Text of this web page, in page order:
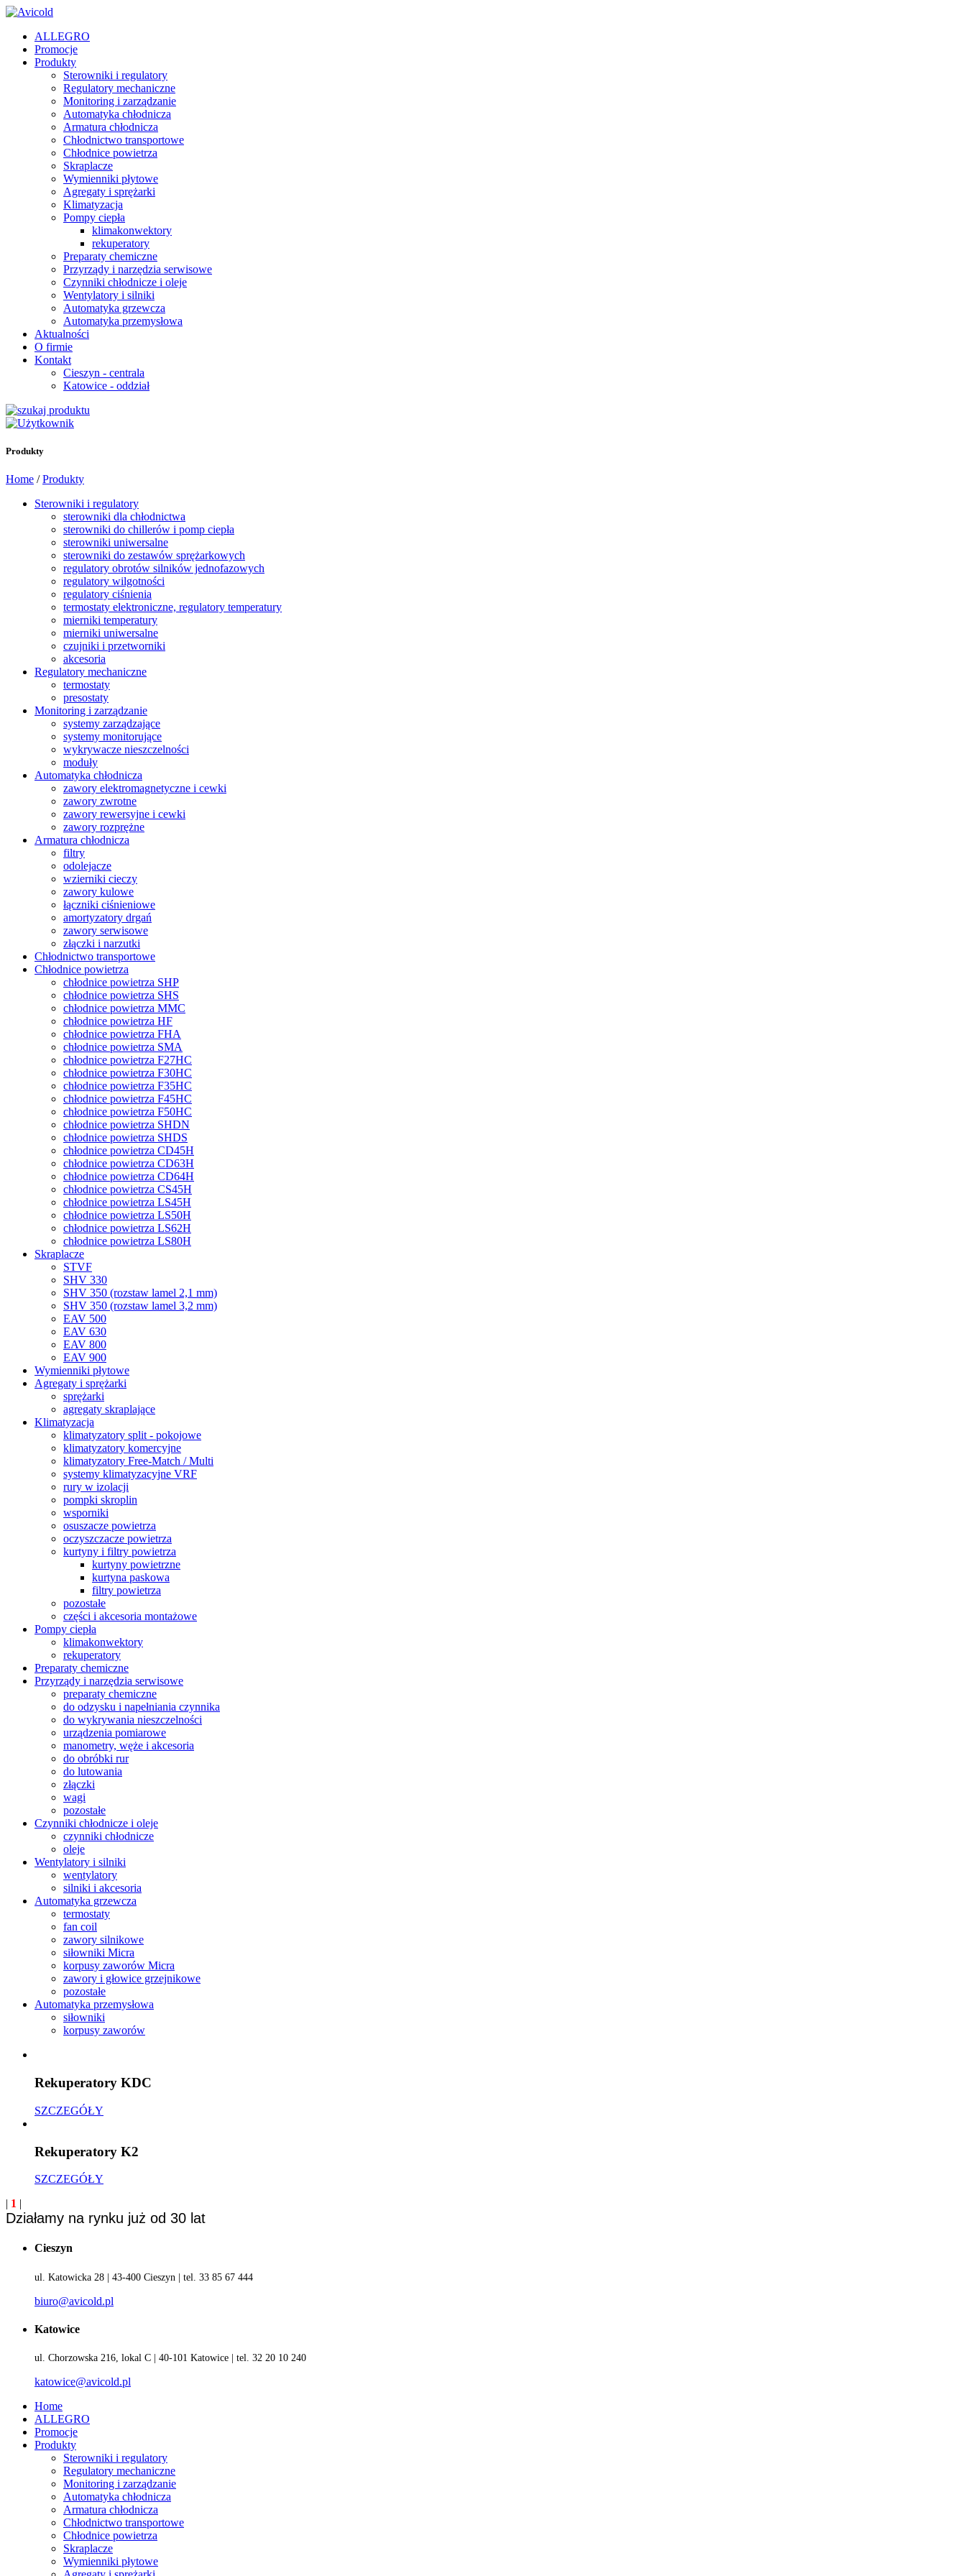
ALLEGRO
Promocje
Produkty
Sterowniki i regulatory
Regulatory mechaniczne
Monitoring i zarządzanie
Automatyka chłodnicza
Armatura chłodnicza
Chłodnictwo transportowe
Chłodnice powietrza
Skraplacze
Wymienniki płytowe
Agregaty i sprężarki
Klimatyzacja
Pompy ciepła
klimakonwektory
rekuperatory
Preparaty chemiczne
Przyrządy i narzędzia serwisowe
Czynniki chłodnicze i oleje
Wentylatory i silniki
Automatyka grzewcza
Automatyka przemysłowa
Aktualności
O firmie
Kontakt
Cieszyn - centrala
Katowice - oddział
Produkty
Home /Produkty
Sterowniki i regulatory
sterowniki dla chłodnictwa
sterowniki do chillerów i pomp ciepła
sterowniki uniwersalne
sterowniki do zestawów sprężarkowych
regulatory obrotów silników jednofazowych
regulatory wilgotności
regulatory ciśnienia
termostaty elektroniczne, regulatory temperatury
mierniki temperatury
mierniki uniwersalne
czujniki i przetworniki
akcesoria
Regulatory mechaniczne
termostaty
presostaty
Monitoring i zarządzanie
systemy zarządzające
systemy monitorujące
wykrywacze nieszczelności
moduły
Automatyka chłodnicza
zawory elektromagnetyczne i cewki
zawory zwrotne
zawory rewersyjne i cewki
zawory rozprężne
Armatura chłodnicza
filtry
odolejacze
wzierniki cieczy
zawory kulowe
łączniki ciśnieniowe
amortyzatory drgań
zawory serwisowe
złączki i narzutki
Chłodnictwo transportowe
Chłodnice powietrza
chłodnice powietrza SHP
chłodnice powietrza SHS
chłodnice powietrza MMC
chłodnice powietrza HF
chłodnice powietrza FHA
chłodnice powietrza SMA
chłodnice powietrza F27HC
chłodnice powietrza F30HC
chłodnice powietrza F35HC
chłodnice powietrza F45HC
chłodnice powietrza F50HC
chłodnice powietrza SHDN
chłodnice powietrza SHDS
chłodnice powietrza CD45H
chłodnice powietrza CD63H
chłodnice powietrza CD64H
chłodnice powietrza CS45H
chłodnice powietrza LS45H
chłodnice powietrza LS50H
chłodnice powietrza LS62H
chłodnice powietrza LS80H
Skraplacze
STVF
SHV 330
SHV 350 (rozstaw lamel 2,1 mm)
SHV 350 (rozstaw lamel 3,2 mm)
EAV 500
EAV 630
EAV 800
EAV 900
Wymienniki płytowe
Agregaty i sprężarki
sprężarki
agregaty skraplające
Klimatyzacja
klimatyzatory split - pokojowe
klimatyzatory komercyjne
klimatyzatory Free-Match / Multi
systemy klimatyzacyjne VRF
rury w izolacji
pompki skroplin
wsporniki
osuszacze powietrza
oczyszczacze powietrza
kurtyny i filtry powietrza
kurtyny powietrzne
kurtyna paskowa
filtry powietrza
pozostałe
części i akcesoria montażowe
Pompy ciepła
klimakonwektory
rekuperatory
Preparaty chemiczne
Przyrządy i narzędzia serwisowe
preparaty chemiczne
do odzysku i napełniania czynnika
do wykrywania nieszczelności
urządzenia pomiarowe
manometry, węże i akcesoria
do obróbki rur
do lutowania
złączki
wagi
pozostałe
Czynniki chłodnicze i oleje
czynniki chłodnicze
oleje
Wentylatory i silniki
wentylatory
silniki i akcesoria
Automatyka grzewcza
termostaty
fan coil
zawory silnikowe
siłowniki Micra
korpusy zaworów Micra
zawory i głowice grzejnikowe
pozostałe
Automatyka przemysłowa
siłowniki
korpusy zaworów
Rekuperatory KDC
SZCZEGÓŁY
Rekuperatory K2
SZCZEGÓŁY
| 1 |
Działamy na rynku już od 30 lat
Cieszyn
ul. Katowicka 28 | 43-400 Cieszyn | tel. 33 85 67 444
biuro@avicold.pl
Katowice
ul. Chorzowska 216, lokal C | 40-101 Katowice | tel. 32 20 10 240
katowice@avicold.pl
Home
ALLEGRO
Promocje
Produkty
Sterowniki i regulatory
Regulatory mechaniczne
Monitoring i zarządzanie
Automatyka chłodnicza
Armatura chłodnicza
Chłodnictwo transportowe
Chłodnice powietrza
Skraplacze
Wymienniki płytowe